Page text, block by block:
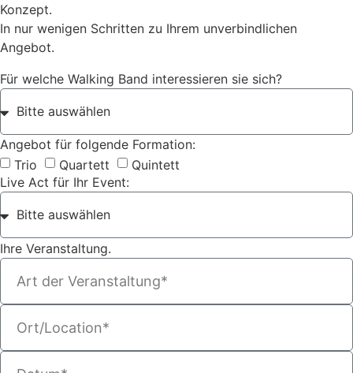
Konzept.
In nur wenigen Schritten zu Ihrem unverbindlichen
Angebot.
Für welche Walking Band interessieren sie sich?
Angebot für folgende Formation:
Trio
Quartett
Quintett
Live Act für Ihr Event:
Ihre Veranstaltung.